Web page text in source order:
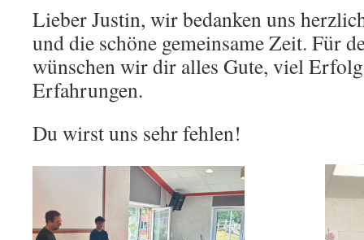
Lieber Justin, wir bedanken uns
und die schöne gemeinsame Zeit. Für
wünschen wir dir alles Gute, viel
Erfahrungen.
Du wirst uns sehr fehlen!